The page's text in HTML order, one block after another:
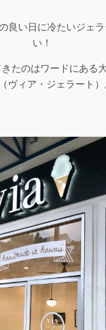
良い日に冷たいジェ
い！
たのはワードにある
（ヴィア・ジェラート）